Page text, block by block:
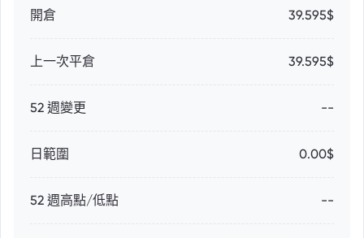
開倉 39.595$
上一次平倉 39.595$
52 週變更 --
日範圍 0.00$
52 週高點/低點 --